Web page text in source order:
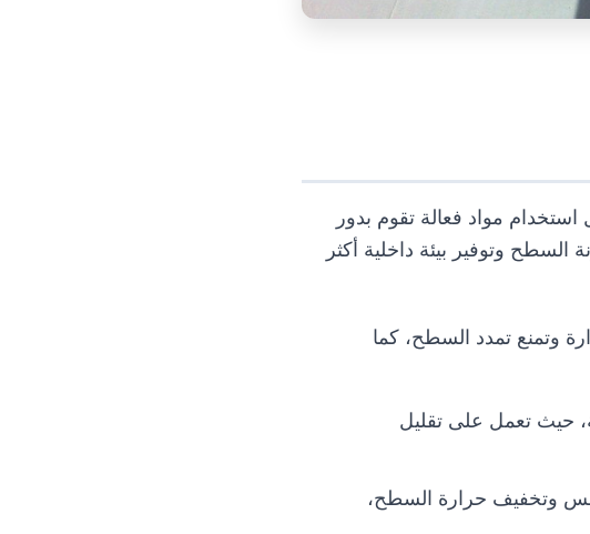
مواد فعالة تقوم بدور
وتوفير بيئة داخلية أكثر
وتمنع تمدد السطح، كما
حيث تعمل على تقليل
وتخفيف حرارة السطح،